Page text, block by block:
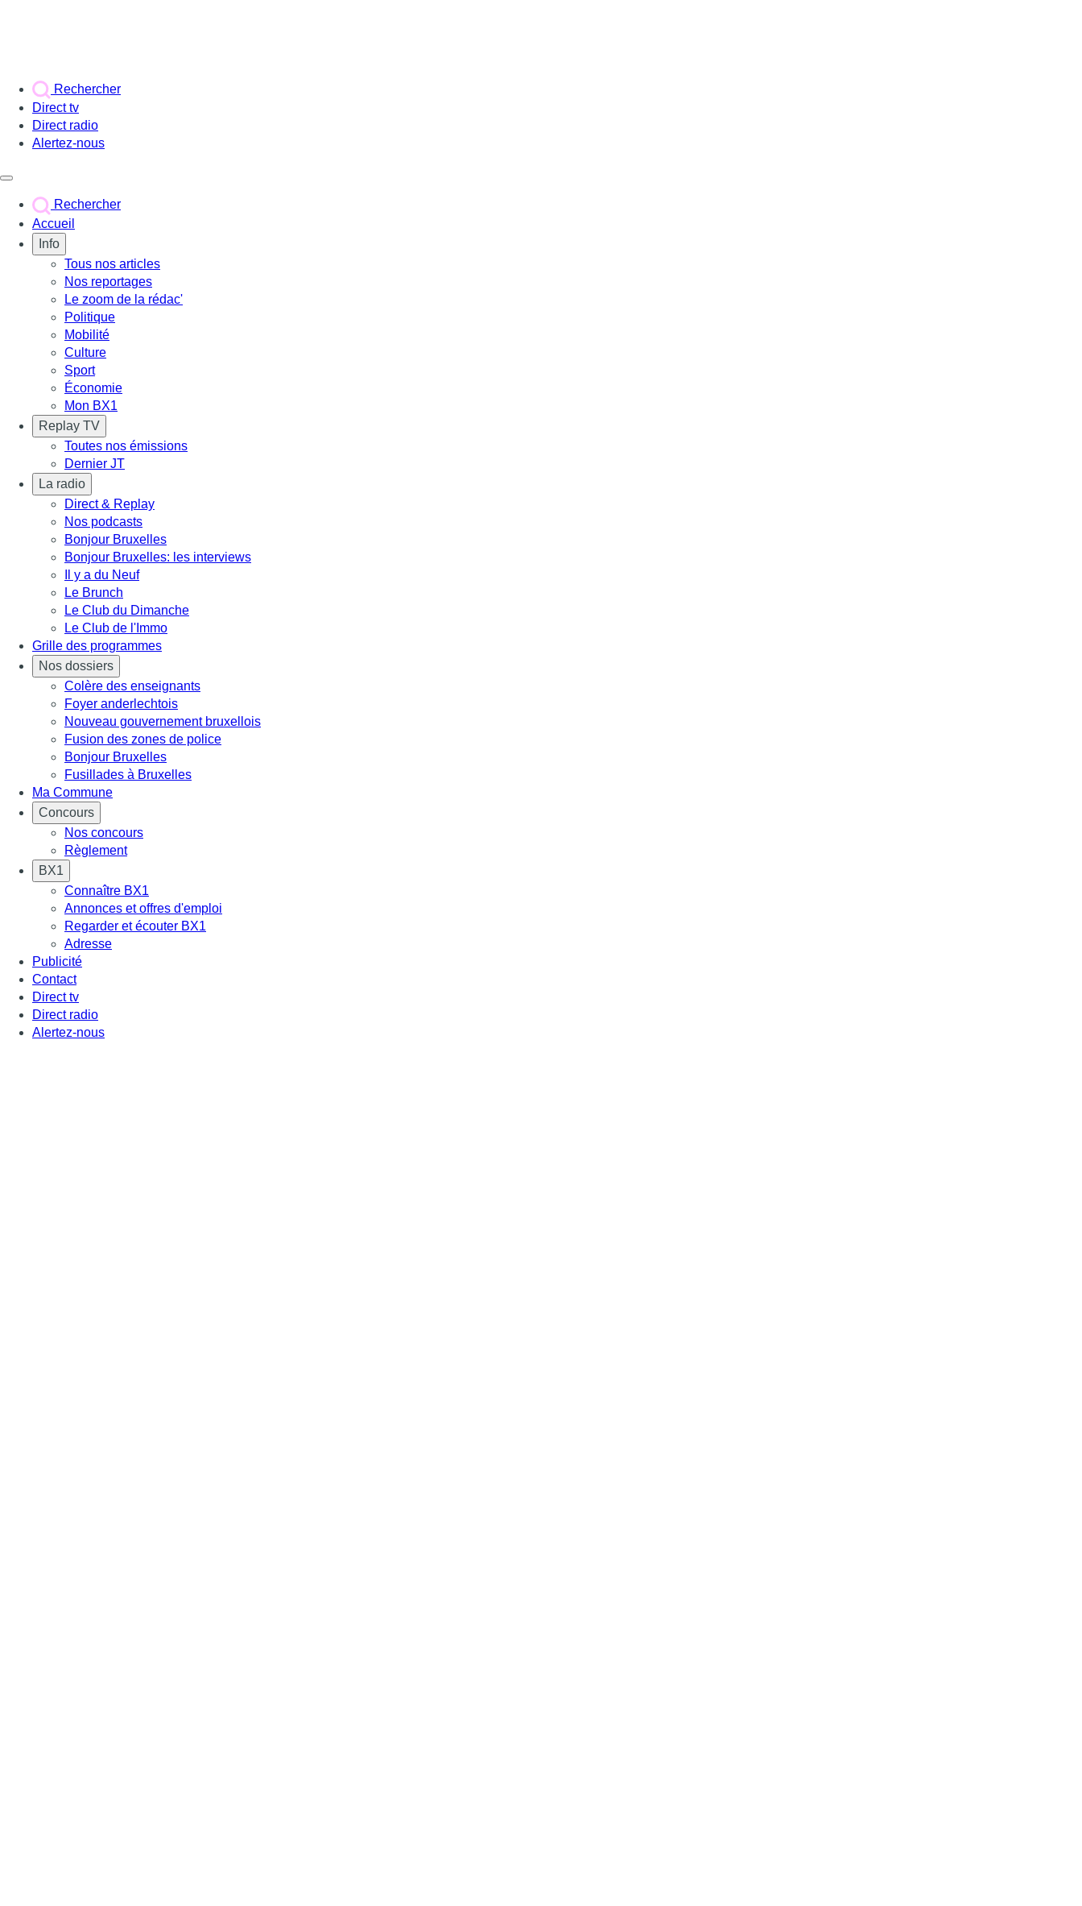
Rechercher
Direct tv
Direct radio
Alertez-nous
Rechercher
Accueil
Info
Tous nos articles
Nos reportages
Le zoom de la rédac'
Politique
Mobilité
Culture
Sport
Économie
Mon BX1
Replay TV
Toutes nos émissions
Dernier JT
La radio
Direct & Replay
Nos podcasts
Bonjour Bruxelles
Bonjour Bruxelles: les interviews
Il y a du Neuf
Le Brunch
Le Club du Dimanche
Le Club de l'Immo
Grille des programmes
Nos dossiers
Colère des enseignants
Foyer anderlechtois
Nouveau gouvernement bruxellois
Fusion des zones de police
Bonjour Bruxelles
Fusillades à Bruxelles
Ma Commune
Concours
Nos concours
Règlement
BX1
Connaître BX1
Annonces et offres d'emploi
Regarder et écouter BX1
Adresse
Publicité
Contact
Direct tv
Direct radio
Alertez-nous